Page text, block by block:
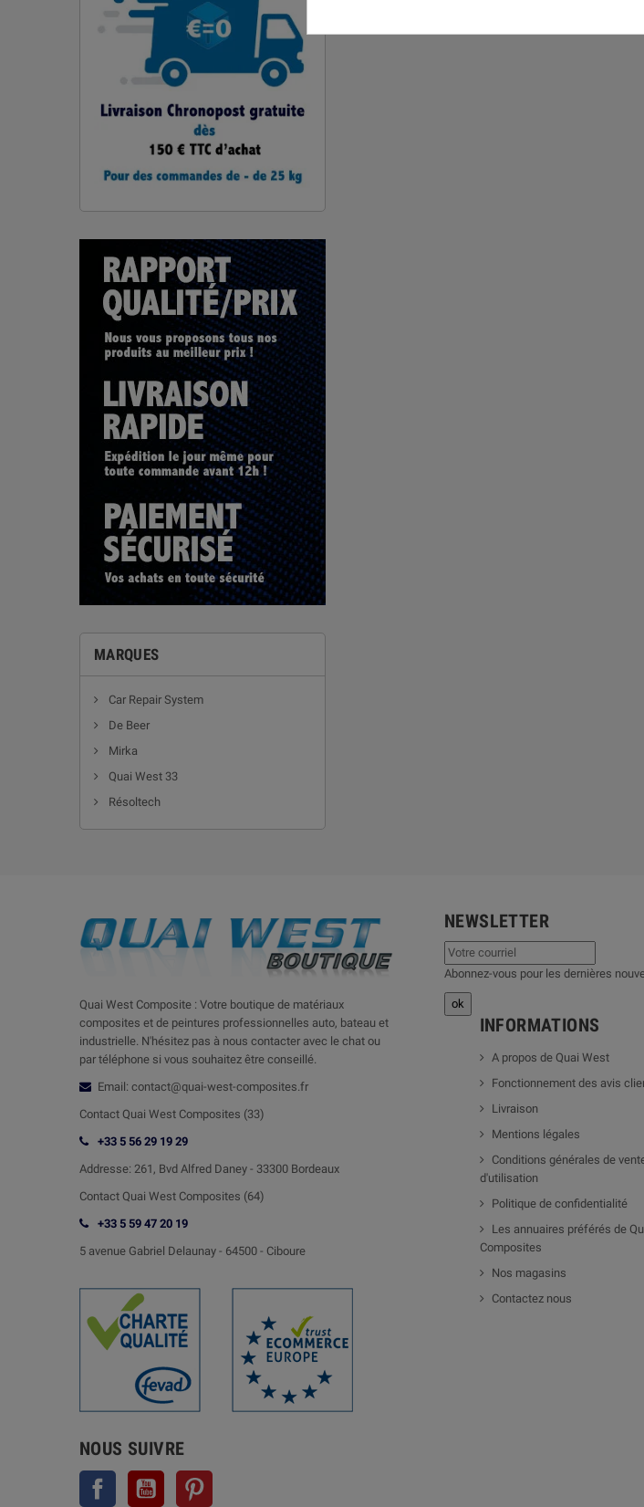
MARQUES
Car Repair System
De Beer
Mirka
Quai West 33
Résoltech
Quai West Composite : Votre boutique de matériaux
composites et de peintures professionnelles auto, bateau et
industrielle. N'hésitez pas à nous contacter avec le chat ou
par téléphone si vous souhaitez être conseillé.
Email: contact@quai-west-composites.fr
Contact Quai West Composites (33)
+33 5 56 29 19 29
Addresse: 261, Bvd Alfred Daney - 33300 Bordeaux
Contact Quai West Composites (64)
+33 5 59 47 20 19
5 avenue Gabriel Delaunay - 64500 - Ciboure
NOUS SUIVRE
Facebook YouTube
NEWSLETTER
Abonnez-vous pour les dernières
INFORMATIONS
A propos de Quai West
Fonctionnement des avis
Livraison
Mentions légales
Conditions générales de
d'utilisation
Politique de confidentialité
Les annuaires préférés de
Composites
Nos magasins
Contactez nous